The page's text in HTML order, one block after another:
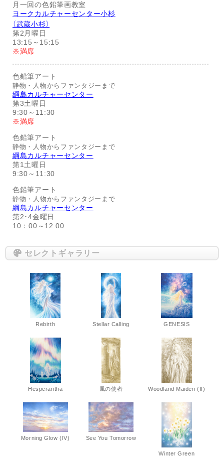
月一回の色鉛筆画教室
ヨークカルチャーセンター小杉
（武蔵小杉）
第2月曜日
13:15～15:15
※満席
色鉛筆アート
静物・人物からファンタジーまで
綱島カルチャーセンター
第3土曜日
9:30～11:30
※満席
色鉛筆アート
静物・人物からファンタジーまで
綱島カルチャーセンター
第1土曜日
9:30～11:30
色鉛筆アート
静物・人物からファンタジーまで
綱島カルチャーセンター
第2･4金曜日
10：00～12:00
セレクトギャラリー
Rebirth Stellar Calling GENESIS
Hesperantha 風の使者 Woodland Maiden (II)
Morning Glow (IV) See You Tomorrow
Winter Green